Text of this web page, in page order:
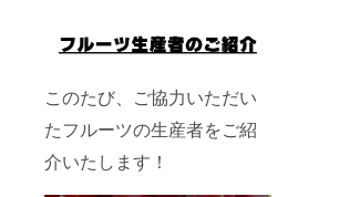
このたび、ご協力いただい
たフルーツの生産者をご紹
介いたします！